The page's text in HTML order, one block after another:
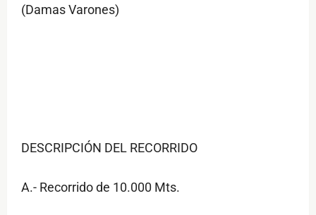
(Damas Varones)
DESCRIPCIÓN DEL RECORRIDO
A.- Recorrido de 10.000 Mts.